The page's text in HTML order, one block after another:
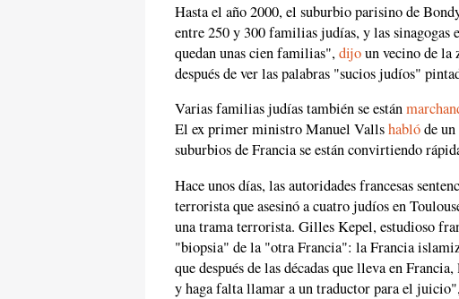
Hasta el año 2000, el suburbio parisino de
entre 250 y 300 familias judías, y las sinagogas
quedan unas cien familias",dijoun vecino de la
después de ver las palabras "sucios judíos"
Varias familias judías también se están
El ex primer ministro Manuel Vallshablóde
suburbios de Francia se están convirtiendo
Hace unos días, las autoridades francesas
terrorista que asesinó a cuatro judíos en
una trama terrorista. Gilles Kepel, estudioso
"biopsia" de la "otra Francia": la Francia
que después de las décadas que lleva en
y haga falta llamar a un traductor para el